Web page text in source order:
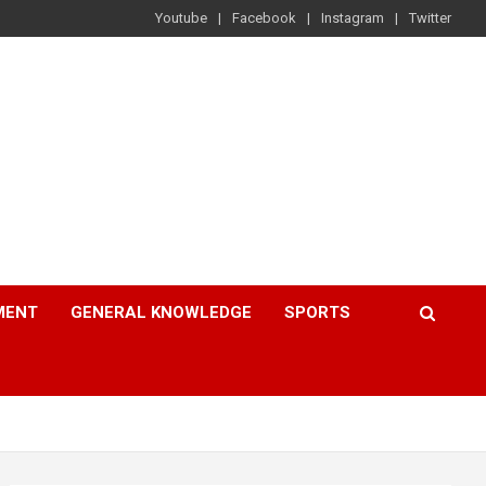
Youtube Facebook Instagram Twitter
GENERAL KNOWLEDGE SPORTS